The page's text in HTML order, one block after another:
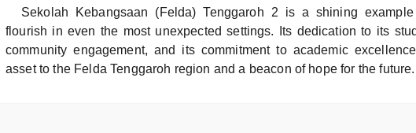
Sekolah Kebangsaan (Felda) Tenggaroh 2 is a shining
flourish in even the most unexpected settings. Its dedication to its
community engagement, and its commitment to academic
asset to the Felda Tenggaroh region and a beacon of hope for the future.